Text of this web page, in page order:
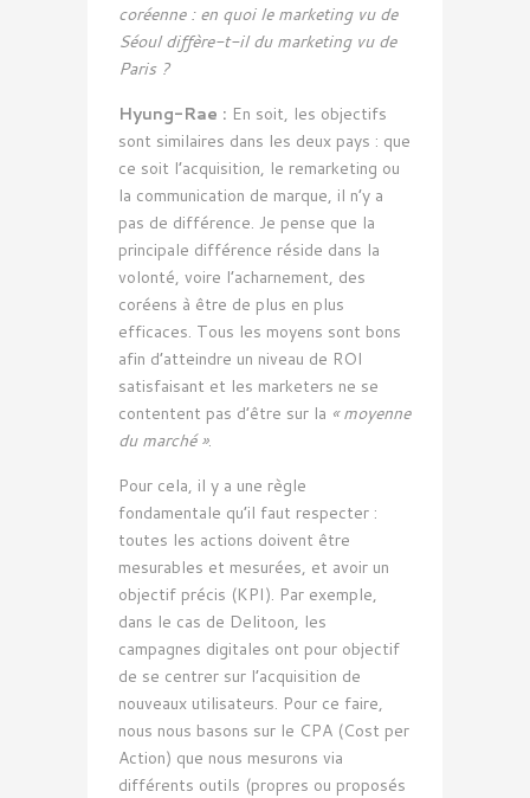
coréenne : en quoi le marketing vu de
Séoul diffère-t-il du marketing vu de
Paris ?
Hyung-Rae : En soit, les objectifs
sont similaires dans les deux pays : que
ce soit l’acquisition, le remarketing ou
la communication de marque, il n’y a
pas de différence. Je pense que la
principale différence réside dans la
volonté, voire l’acharnement, des
coréens à être de plus en plus
efficaces. Tous les moyens sont bons
afin d’atteindre un niveau de ROI
satisfaisant et les marketers ne se
contentent pas d’être sur la « moyenne
du marché ».
Pour cela, il y a une règle
fondamentale qu’il faut respecter :
toutes les actions doivent être
mesurables et mesurées, et avoir un
objectif précis (KPI). Par exemple,
dans le cas de Delitoon, les
campagnes digitales ont pour objectif
de se centrer sur l’acquisition de
nouveaux utilisateurs. Pour ce faire,
nous nous basons sur le CPA (Cost per
Action) que nous mesurons via
différents outils (propres ou proposés